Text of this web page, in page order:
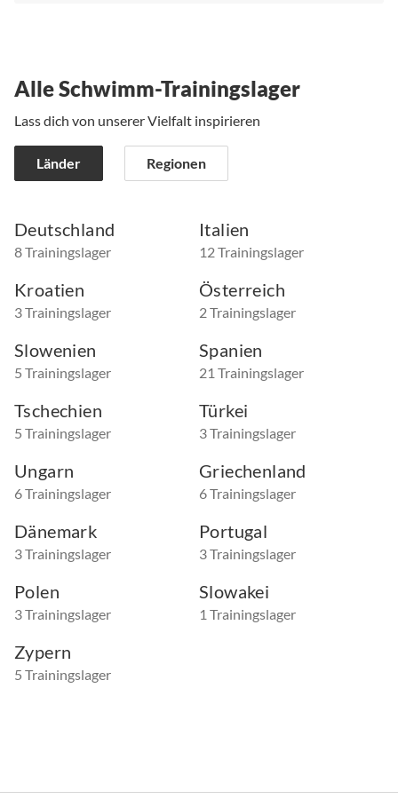
Alle Schwimm-Trainingslager
Lass dich von unserer Vielfalt inspirieren
Länder Regionen
Deutschland
8 Trainingslager
Italien
12 Trainingslager
Kroatien
3 Trainingslager
Österreich
2 Trainingslager
Slowenien
5 Trainingslager
Spanien
21 Trainingslager
Tschechien
5 Trainingslager
Türkei
3 Trainingslager
Ungarn
6 Trainingslager
Griechenland
6 Trainingslager
Dänemark
3 Trainingslager
Portugal
3 Trainingslager
Polen
3 Trainingslager
Slowakei
1 Trainingslager
Zypern
5 Trainingslager